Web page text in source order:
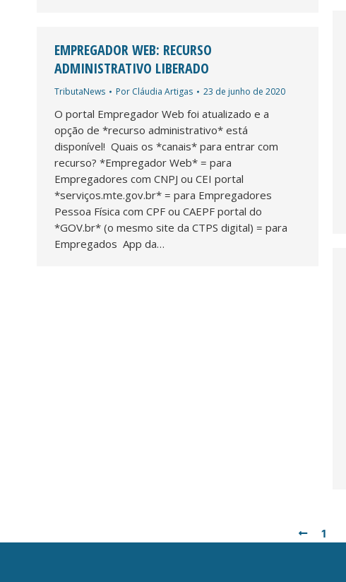
EMPREGADOR WEB: RECURSO
ADMINISTRATIVO LIBERADO
TributaNews Por Cláudia Artigas 23 de junho de 2020
O portal Empregador Web foi atualizado e a
opção de *recurso administrativo* está
disponível! Quais os *canais* para entrar com
recurso? *Empregador Web* = para
Empregadores com CNPJ ou CEI portal
*serviços.mte.gov.br* = para Empregadores
Pessoa Física com CPF ou CAEPF portal do
*GOV.br* (o mesmo site da CTPS digital) = para
Empregados App da…
1